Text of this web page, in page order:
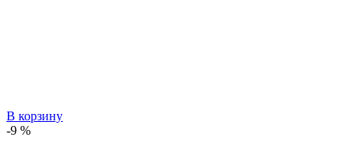
В корзину
-9 %